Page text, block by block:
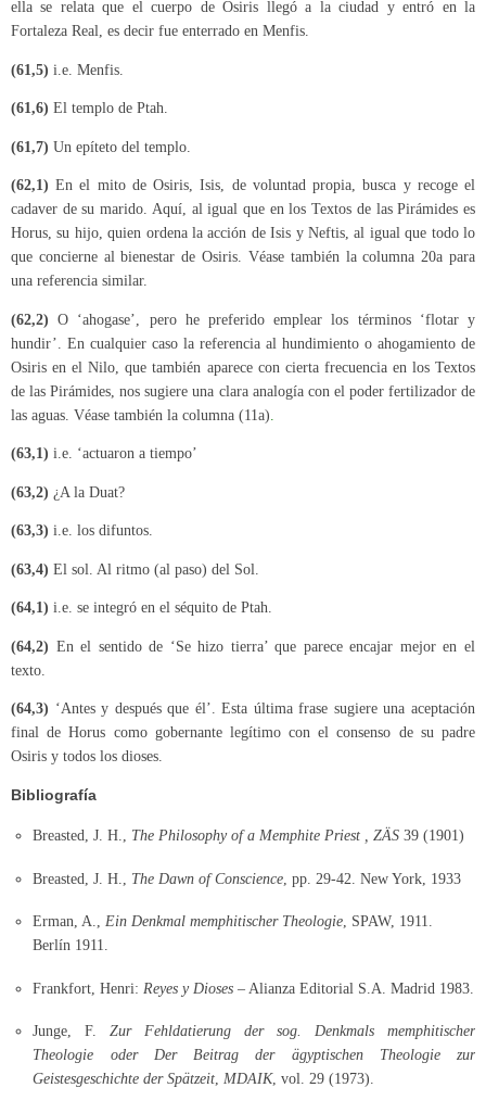
ella se relata que el cuerpo de Osiris llegó a la ciudad y entró en la
Fortaleza Real, es decir fue enterrado en Menfis.
(61,5) i.e. Menfis.
(61,6) El templo de Ptah.
(61,7) Un epíteto del templo.
(62,1) En el mito de Osiris, Isis, de voluntad propia, busca y recoge el
cadaver de su marido. Aquí, al igual que en los Textos de las Pirámides es
Horus, su hijo, quien ordena la acción de Isis y Neftis, al igual que todo lo
que concierne al bienestar de Osiris. Véase también la columna 20a para
una referencia similar.
(62,2) O ‘ahogase’, pero he preferido emplear los términos ‘flotar y
hundir’. En cualquier caso la referencia al hundimiento o ahogamiento de
Osiris en el Nilo, que también aparece con cierta frecuencia en los Textos
de las Pirámides, nos sugiere una clara analogía con el poder fertilizador de
las aguas. Véase también la columna (11a)
(63,1) i.e. ‘actuaron a tiempo’
(63,2) ¿A la Duat?
(63,3) i.e. los difuntos.
(63,4) El sol. Al ritmo (al paso) del Sol.
(64,1) i.e. se integró en el séquito de Ptah.
(64,2) En el sentido de ‘Se hizo tierra’ que parece encajar mejor en el
texto.
(64,3) ‘Antes y después que él’. Esta última frase sugiere una aceptación
final de Horus como gobernante legítimo con el consenso de su padre
Osiris y todos los dioses.
Bibliografía
Breasted, J. H., The Philosophy of a Memphite Priest , ZÄS 39 (1901)
Breasted, J. H., The Dawn of Conscience , pp. 29-42. New York, 1933
Erman, A.,Ein Denkmal memphitischer Theologie, SPAW, 1911.
Berlín 1911.
Frankfort, Henri: Reyes y Dioses – Alianza Editorial S.A. Madrid 1983.
Junge, F.Zur Fehldatierung der sog. Denkmals memphitischer
Theologie oder Der Beitrag der ägyptischen Theologie zur
Geistesgeschichte der Spätzeit,MDAIK, vol. 29 (1973).